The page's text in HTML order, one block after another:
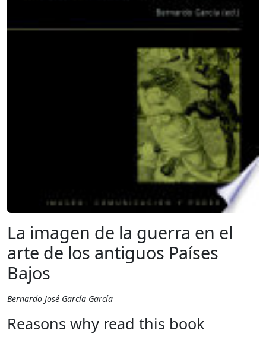
La imagen de la guerra en el
arte de los antiguos Países
Bajos
Bernardo José García García
Reasons why read this book